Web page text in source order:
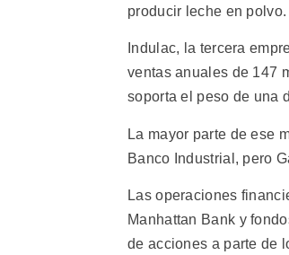
producir leche en polvo.
Indulac, la tercera
ventas anuales de 147
soporta el peso de una
La mayor parte de ese
Banco Industrial, pero
Las operaciones
Manhattan Bank y
de acciones a parte de